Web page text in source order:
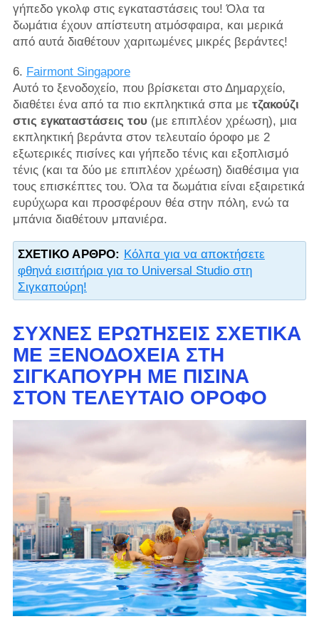
γήπεδο γκολφ στις εγκαταστάσεις του! Όλα τα
δωμάτια έχουν απίστευτη ατμόσφαιρα, και μερικά
από αυτά διαθέτουν χαριτωμένες μικρές βεράντες!
6. Fairmont Singapore
Αυτό το ξενοδοχείο, που βρίσκεται στο Δημαρχείο,
διαθέτει ένα από τα πιο εκπληκτικά σπα με τζακούζι
στις εγκαταστάσεις του(με επιπλέον χρέωση), μια
εκπληκτική βεράντα στον τελευταίο όροφο με 2
εξωτερικές πισίνες και γήπεδο τένις και εξοπλισμό
τένις (και τα δύο με επιπλέον χρέωση) διαθέσιμα για
τους επισκέπτες του. Όλα τα δωμάτια είναι εξαιρετικά
ευρύχωρα και προσφέρουν θέα στην πόλη, ενώ τα
μπάνια διαθέτουν μπανιέρα.
ΣΧΕΤΙΚΌ ΆΡΘΡΟ: Κόλπα για να αποκτήσετε
φθηνά εισιτήρια για το Universal Studio στη
Σιγκαπούρη!
ΣΥΧΝΈΣ ΕΡΩΤΉΣΕΙΣ ΣΧΕΤΙΚΆ
ΜΕ ΞΕΝΟΔΟΧΕΊΑ ΣΤΗ
ΣΙΓΚΑΠΟΎΡΗ ΜΕ ΠΙΣΊΝΑ
ΣΤΟΝ ΤΕΛΕΥΤΑΊΟ ΌΡΟΦΟ